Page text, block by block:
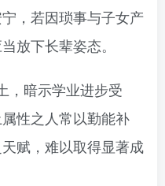
，若因琐事与子女产
放下长辈姿态。
，暗示学业进步受
性之人常以勤能补
赋，难以取得显著成